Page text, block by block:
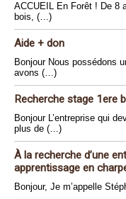
ACCUEIL En Forêt ! De 8
bois, (…)
Aide + don
Bonjour Nous possédons
avons (…)
Recherche stage 1ere
Bonjour L’entreprise qui
plus de (…)
À la recherche d’une
apprentissage en
Bonjour, Je m’appelle